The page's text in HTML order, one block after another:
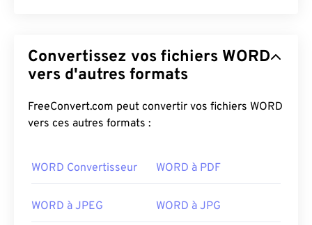
Convertissez vos fichiers WORD
vers d'autres formats
FreeConvert.com peut convertir vos fichiers WORD
vers ces autres formats :
WORD Convertisseur WORD à PDF
WORD à JPEG WORD à JPG